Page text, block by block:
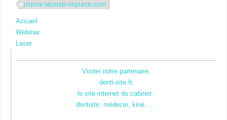
journal-stomato-implanto.com
Accueil
Webinar
Laser
Visiter notre partenaire,
denti-site.fr,
le site internet du cabinet :
dentiste, médecin, kiné, ....